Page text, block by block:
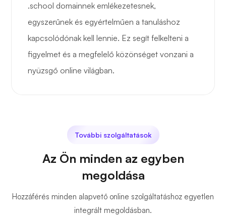
.school domainnek emlékezetesnek,
egyszerűnek és egyértelműen a tanuláshoz
kapcsolódónak kell lennie. Ez segít felkelteni a
figyelmet és a megfelelő közönséget vonzani a
nyüzsgő online világban.
További szolgáltatások
Az Ön minden az egyben
megoldása
Hozzáférés minden alapvető online szolgáltatáshoz egyetlen
integrált megoldásban.